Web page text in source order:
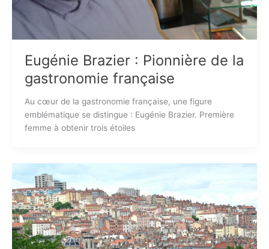
Eugénie Brazier : Pionnière de la
gastronomie française
Au cœur de la gastronomie française, une figure
emblématique se distingue : Eugénie Brazier. Première
femme à obtenir trois étoiles